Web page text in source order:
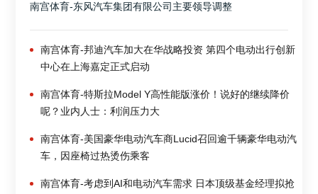
南宫体育-东风汽车集团有限公司主要领导调整
南宫体育-邦迪汽车加大在华战略投资 第四个电动出行创新
中心在上海嘉定正式启动
南宫体育-特斯拉Model Y高性能版涨价！说好的继续降价
呢？业内人士：利润压力大
南宫体育-美国豪华电动汽车商Lucid召回逾千辆豪华电动汽
车，因座椅过热烫伤乘客
南宫体育-考虑到AI和电动汽车需求 日本顶级基金经理拟抢